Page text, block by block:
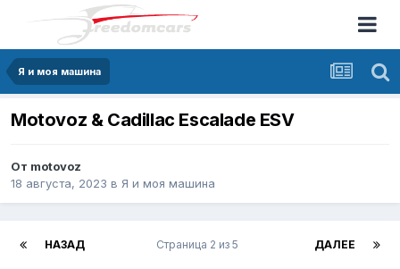
Я и моя машина
Motovoz & Cadillac Escalade ESV
От motovoz
18 августа, 2023 в Я и моя машина
НАЗАД ДАЛЕЕ
Страница 2 из 5